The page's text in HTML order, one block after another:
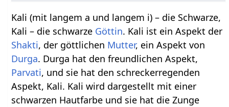
Kali (mit langem a und langem i) – die Schwarze,
Kali – die schwarze Göttin. Kali ist ein Aspekt der
Shakti, der göttlichen Mutter, ein Aspekt von
Durga. Durga hat den freundlichen Aspekt,
Parvati, und sie hat den schreckerregenden
Aspekt, Kali. Kali wird dargestellt mit einer
schwarzen Hautfarbe und sie hat die Zunge